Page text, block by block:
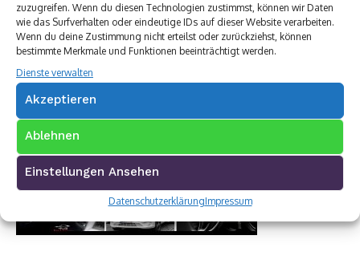
zuzugreifen. Wenn du diesen Technologien zustimmst, können wir Daten
wie das Surfverhalten oder eindeutige IDs auf dieser Website verarbeiten.
Wenn du deine Zustimmung nicht erteilst oder zurückziehst, können
bestimmte Merkmale und Funktionen beeinträchtigt werden.
Dienste verwalten
Akzeptieren
Ablehnen
Einstellungen Ansehen
DatenschutzerklärungImpressum